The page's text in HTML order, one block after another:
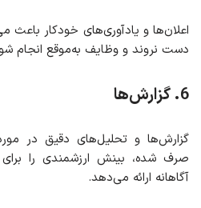
اعلان‌ها و یادآوری‌های خودکار
دست نروند و وظایف به‌موقع انجام
6. گزارش‌ها
گزارش‌ها و تحلیل‌های دقیق در
صرف شده، بینش‌ ارزشمندی را
آگاهانه ارائه می‌دهد.